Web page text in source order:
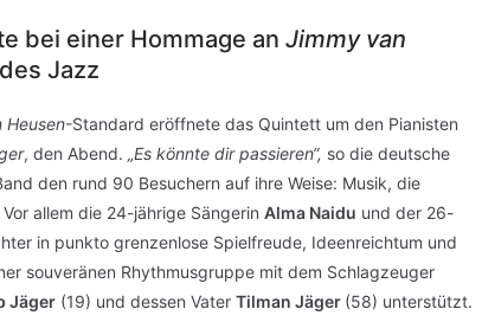
bei einer Hommage an Jimmy van
Jazz
Heusen-Standard eröffnete das Quintett um den Pianisten
, den Abend. „Es könnte dir passieren“, so die deutsche
den rund 90 Besuchern auf ihre Weise: Musik, die
allem die 24-jährige Sängerin Alma Naidu und der 26-
in punkto grenzenlose Spielfreude, Ideenreichtum und
souveränen Rhythmusgruppe mit dem Schlagzeuger
Jäger (19) und dessen Vater Tilman Jäger (58) unterstützt.